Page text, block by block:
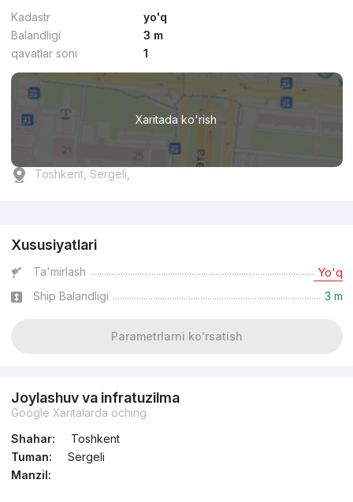
Kadastr
yo'q
Balandligi
3 m
qavatlar soni
1
Xaritada ko'rish
Toshkent, Sergeli,
Xususiyatlari
Ta'mirlash Yo'q
Ship Balandligi 3 m
Parametrlarni ko'rsatish
Joylashuv va infratuzilma
Google Xaritalarda oching
Shahar:
Toshkent
Tuman:
Sergeli
Manzil: